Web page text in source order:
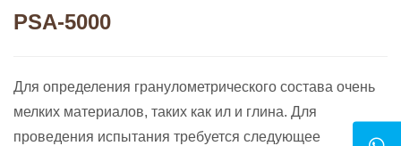
PSA-5000
Для определения гранулометрического состава очень
мелких материалов, таких как ил и глина. Для
проведения испытания требуется следующее